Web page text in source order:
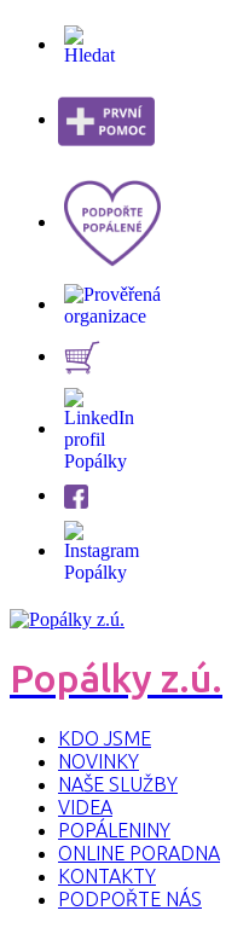
Popálky z.ú.
KDO JSME
NOVINKY
NAŠE SLUŽBY
VIDEA
POPÁLENINY
ONLINE PORADNA
KONTAKTY
PODPOŘTE NÁS